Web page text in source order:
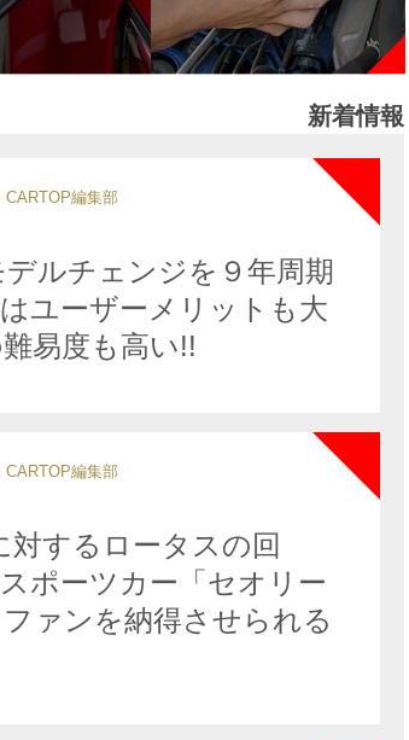
新着情報
NEW
CARTOP編集部
デルチェンジを９年周期
ユーザーメリットも大
易度も高い!!
CARTOP編集部
対するロータスの回
ポーツカー「セオリー
ァンを納得させられる